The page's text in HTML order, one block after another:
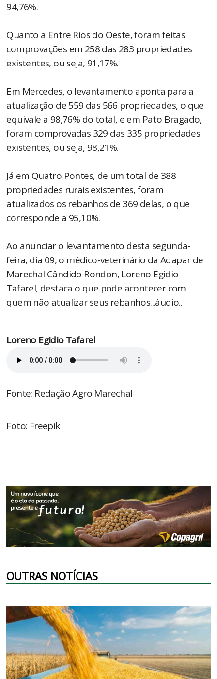
94,76%.
Quanto a Entre Rios do Oeste, foram feitas
comprovações em 258 das 283 propriedades
existentes, ou seja, 91,17%.
Em Mercedes, o levantamento aponta para a
atualização de 559 das 566 propriedades, o que
equivale a 98,76% do total, e em Pato Bragado,
foram comprovadas 329 das 335 propriedades
existentes, ou seja, 98,21%.
Já em Quatro Pontes, de um total de 388
propriedades rurais existentes, foram
atualizados os rebanhos de 369 delas, o que
corresponde a 95,10%.
Ao anunciar o levantamento desta segunda-
feira, dia 09, o médico-veterinário da Adapar de
Marechal Cândido Rondon, Loreno Egidio
Tafarel, destaca o que pode acontecer com
quem não atualizar seus rebanhos...áudio..
Loreno Egidio Tafarel
Fonte: Redação Agro Marechal
Foto: Freepik
OUTRAS NOTÍCIAS